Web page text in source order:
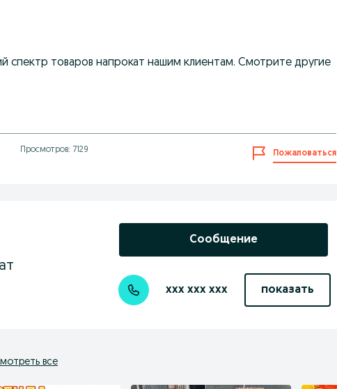
спектр товаров напрокат нашим клиентам. Смотрите другие
Просмотров: 7129 Пожаловаться
Сообщение
xxx xxx xxx показать
все